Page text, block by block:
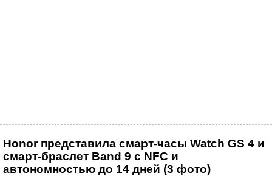
Honor представила смарт-часы Watch GS 4 и
смарт-браслет Band 9 с NFC и
автономностью до 14 дней (3 фото)